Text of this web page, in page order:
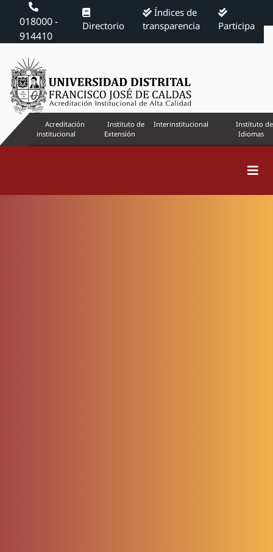
018000 -
914410
Directorio
Índices de
transparencia
Participa
Acreditación
institucional
Instituto de
Extensión
Interinstitucional
Instituto de
Idiomas